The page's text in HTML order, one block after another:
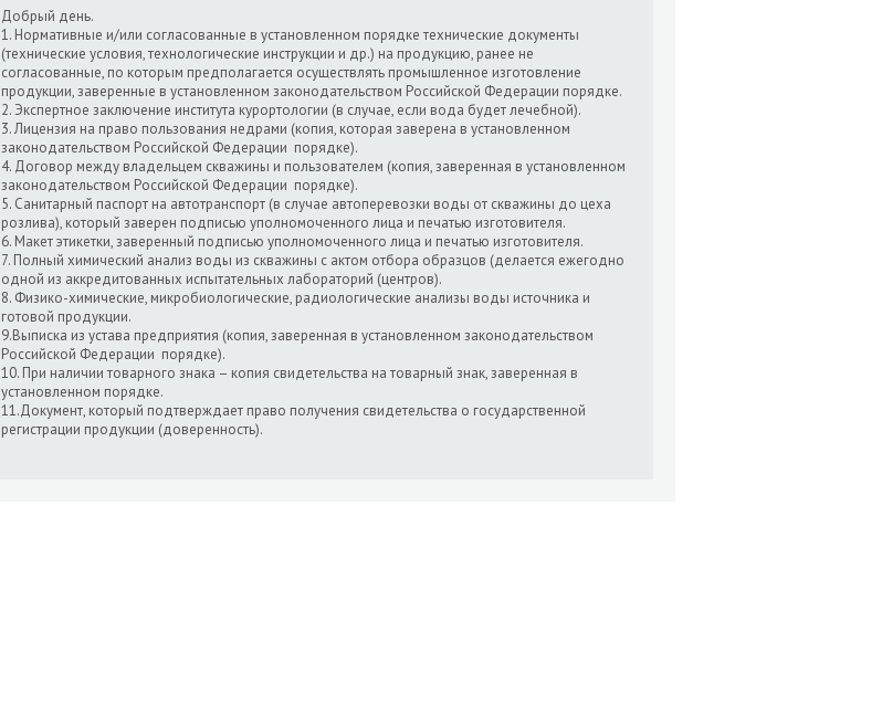
Добрый день.
1. Нормативные и/или согласованные в установленном порядке технические документы
(технические условия, технологические инструкции и др.) на продукцию, ранее не
согласованные, по которым предполагается осуществлять промышленное изготовление
продукции, заверенные в установленном законодательством Российской Федерации порядке.
2. Экспертное заключение института курортологии (в случае, если вода будет лечебной).
3. Лицензия на право пользования недрами (копия, которая заверена в установленном
законодательством Российской Федерации порядке).
4. Договор между владельцем скважины и пользователем (копия, заверенная в установленном
законодательством Российской Федерации порядке).
5. Санитарный паспорт на автотранспорт (в случае автоперевозки воды от скважины до цеха
розлива), который заверен подписью уполномоченного лица и печатью изготовителя.
6. Макет этикетки, заверенный подписью уполномоченного лица и печатью изготовителя.
7. Полный химический анализ воды из скважины с актом отбора образцов (делается ежегодно
одной из аккредитованных испытательных лабораторий (центров).
8. Физико-химические, микробиологические, радиологические анализы воды источника и
готовой продукции.
9.Выписка из устава предприятия (копия, заверенная в установленном законодательством
Российской Федерации порядке).
10. При наличии товарного знака – копия свидетельства на товарный знак, заверенная в
установленном порядке.
11.Документ, который подтверждает право получения свидетельства о государственной
регистрации продукции (доверенность).